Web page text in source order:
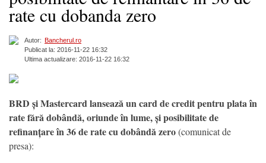
rate cu dobanda zero
Autor: Bancherul.ro
Publicat la: 2016-11-22 16:32
Ultima actualizare: 2016-11-22 16:32
BRD și Mastercard lansează un card de credit pentru plata în
rate fără dobândă, oriunde în lume, și posibilitate de
refinanțare în 36 de rate cu dobândă zero(comunicat de
presa):